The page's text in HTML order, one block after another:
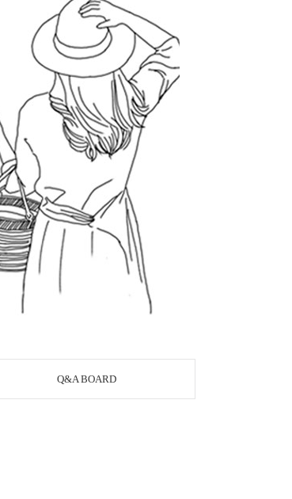
Q&A BOARD